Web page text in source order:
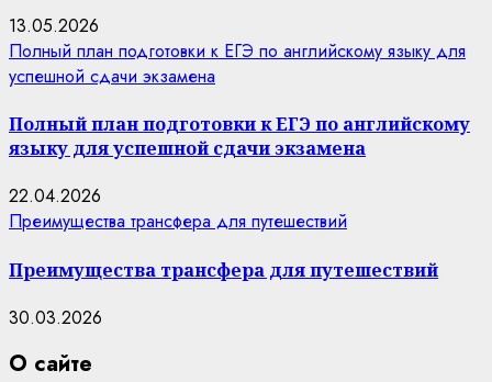
13.05.2026
Полный план подготовки к ЕГЭ по английскому языку для
успешной сдачи экзамена
Полный план подготовки к ЕГЭ по английскому
языку для успешной сдачи экзамена
22.04.2026
Преимущества трансфера для путешествий
Преимущества трансфера для путешествий
30.03.2026
О сайте